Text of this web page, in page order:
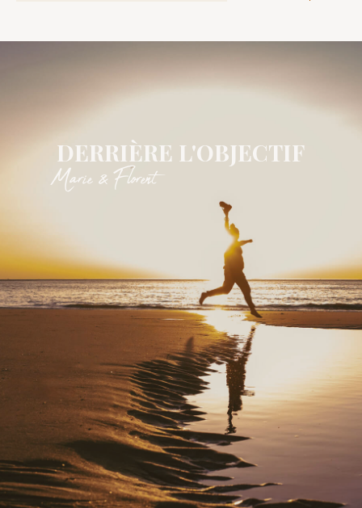
DERRIÈRE L'OBJECTIF
Marie & Florent